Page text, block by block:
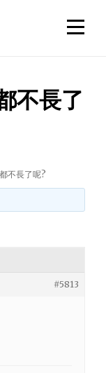
不長了
不長了呢?
#5813